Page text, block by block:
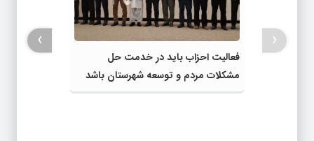
فعالیت احزاب باید در خدمت حل
مشکلات مردم و توسعه شهرستان باشد
‹
›